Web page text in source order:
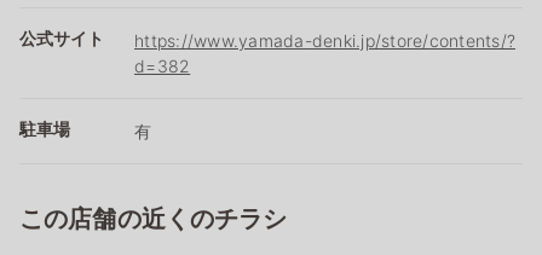
公式サイト
https://www.yamada-denki.jp/store/contents/?
d=382
駐車場 有
この店舗の近くのチラシ